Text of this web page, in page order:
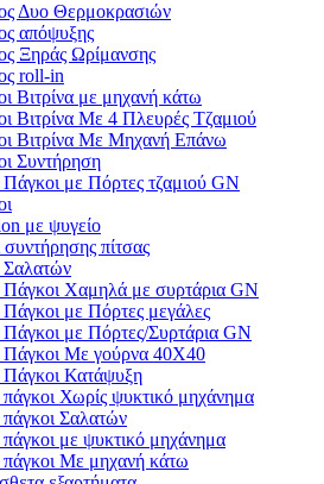
Δυο Θερμοκρασιών
απόψυξης
Ξηράς Ωρίμανσης
roll-in
Βιτρίνα με μηχανή κάτω
Βιτρίνα Με 4 Πλευρές Τζαμιού
Βιτρίνα Με Μηχανή Επάνω
Συντήρηση
με Πόρτες τζαμιού GN
με ψυγείο
πίτσας
Σαλατών
Πάγκοι Χαμηλά με συρτάρια GN
με Πόρτες μεγάλες
με Πόρτες/Συρτάρια GN
Πάγκοι Με γούρνα 40Χ40
Πάγκοι Κατάψυξη
Χωρίς ψυκτικό μηχάνημα
Σαλατών
με ψυκτικό μηχάνημα
πάγκοι Με μηχανή κάτω